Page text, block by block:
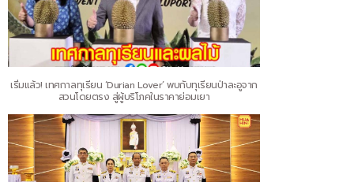
เริ่มแล้ว! เทศกาลทุเรียน ‘Durian Lover’ พบกับทุเรียนป่าละอูจาก
สวนโดยตรง สู่ผู้บริโภคในราคาย่อมเยา